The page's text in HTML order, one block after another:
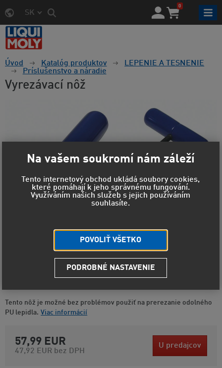
SK
0
Úvod Katalóg produktov
LEPENIE A TESNENIE
Príslušenstvo a náradie
Vyrezávací nôž
6231 Výrobca
LIQUI MOLY
Tento nôž je možné bez problémov použiť na prerezanie odolného
PU lepidla. Viac informácií
57,99 EUR
47,92 EUR bez DPH
U predajcov
Na vašem soukromí nám záleží
Tento internetový obchod ukládá soubory cookies,
které pomáhají k jeho správnému fungování.
Využíváním našich služeb s jejich používáním
souhlasíte.
POVOLIŤ VŠETKO
PODROBNÉ NASTAVENIE